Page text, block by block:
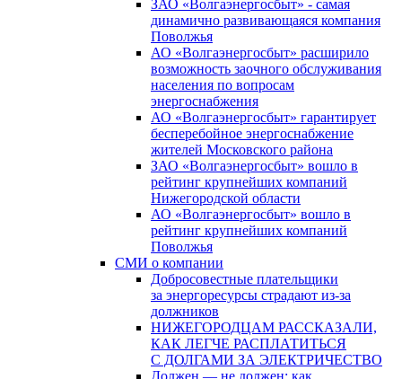
ЗАО «Волгаэнергосбыт» - самая
динамично развивающаяся компания
Поволжья
АО «Волгаэнергосбыт» расширило
возможность заочного обслуживания
населения по вопросам
энергоснабжения
АО «Волгаэнергосбыт» гарантирует
бесперебойное энергоснабжение
жителей Московского района
ЗАО «Волгаэнергосбыт» вошло в
рейтинг крупнейших компаний
Нижегородской области
АО «Волгаэнергосбыт» вошло в
рейтинг крупнейших компаний
Поволжья
СМИ о компании
Добросовестные плательщики
за энергоресурсы страдают из-за
должников
НИЖЕГОРОДЦАМ РАССКАЗАЛИ,
КАК ЛЕГЧЕ РАСПЛАТИТЬСЯ
С ДОЛГАМИ ЗА ЭЛЕКТРИЧЕСТВО